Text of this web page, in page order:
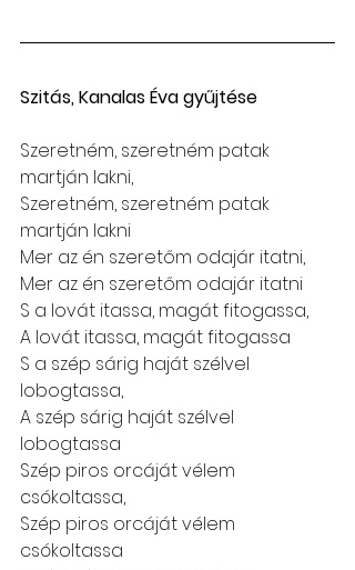
Szitás, Kanalas Éva gyűjtése
Szeretném, szeretném patak
martján lakni,
Szeretném, szeretném patak
martján lakni
Mer az én szeretőm odajár itatni,
Mer az én szeretőm odajár itatni
S a lovát itassa, magát fitogassa,
A lovát itassa, magát fitogassa
S a szép sárig haját szélvel
lobogtassa,
A szép sárig haját szélvel
lobogtassa
Szép piros orcáját vélem
csókoltassa,
Szép piros orcáját vélem
csókoltassa